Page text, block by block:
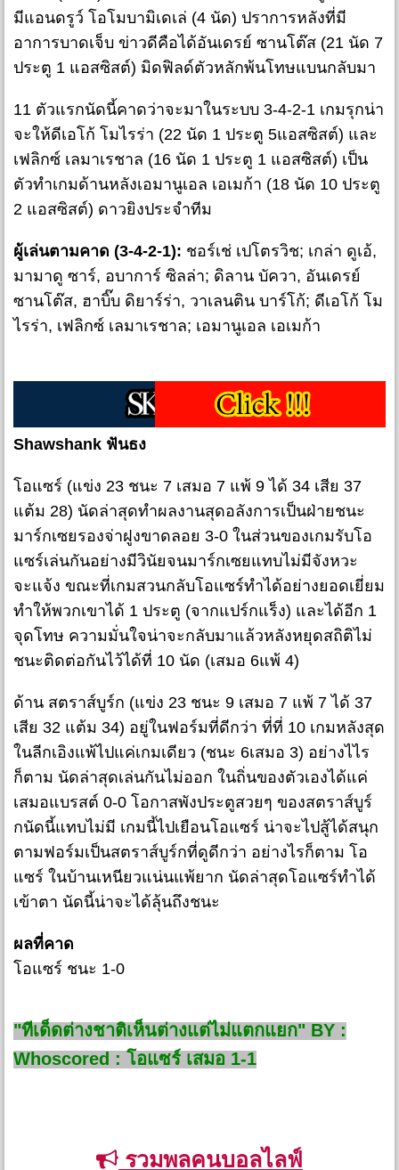
มีแอนดรูว์ โอโมบามิเดเล่ (4 นัด) ปราการหลังที่มี
อาการบาดเจ็บ ข่าวดีคือได้อันเดรย์ ซานโต๊ส (21 นัด 7
ประตู 1 แอสซิสต์) มิดฟิลด์ตัวหลักพ้นโทษแบนกลับมา
11 ตัวแรกนัดนี้คาดว่าจะมาในระบบ 3-4-2-1 เกมรุกน่า
จะให้ดีเอโก้ โมไรร่า (22 นัด 1 ประตู 5แอสซิสต์) และ
เฟลิกซ์ เลมาเรชาล (16 นัด 1 ประตู 1 แอสซิสต์) เป็น
ตัวทำเกมด้านหลังเอมานูเอล เอเมก้า (18 นัด 10 ประตู
2 แอสซิสต์) ดาวยิงประจำทีม
ผู้เล่นตามคาด (3-4-2-1): ชอร์เช่ เปโตรวิช; เกล่า ดูเอ้,
มามาดู ซาร์, อบาการ์ ซิลล่า; ดิลาน บัควา, อันเดรย์
ซานโต๊ส, ฮาบิ๊บ ดิยาร์ร่า, วาเลนติน บาร์โก้; ดีเอโก้ โม
ไรร่า, เฟลิกซ์ เลมาเรชาล; เอมานูเอล เอเมก้า
Shawshank ฟันธง
โอแซร์ (แข่ง 23 ชนะ 7 เสมอ 7 แพ้ 9 ได้ 34 เสีย 37
แต้ม 28) นัดล่าสุดทำผลงานสุดอลังการเป็นฝ่ายชนะ
มาร์กเซยรองจ่าฝูงขาดลอย 3-0 ในส่วนของเกมรับโอ
แซร์เล่นกันอย่างมีวินัยจนมาร์กเซยแทบไม่มีจังหวะ
จะแจ้ง ขณะที่เกมสวนกลับโอแซร์ทำได้อย่างยอดเยี่ยม
ทำให้พวกเขาได้ 1 ประตู (จากแปร์กแร็ง) และได้อีก 1
จุดโทษ ความมั่นใจน่าจะกลับมาแล้วหลังหยุดสถิติไม่
ชนะติดต่อกันไว้ได้ที่ 10 นัด (เสมอ 6แพ้ 4)
ด้าน สตราส์บูร์ก (แข่ง 23 ชนะ 9 เสมอ 7 แพ้ 7 ได้ 37
เสีย 32 แต้ม 34) อยู่ในฟอร์มที่ดีกว่า ที่ที่ 10 เกมหลังสุด
ในลีกเอิงแพ้ไปแค่เกมเดียว (ชนะ 6เสมอ 3) อย่างไไร
ก็ตาม นัดล่าสุดเล่นกันไม่ออก ในถิ่นของตัวเองได้แค่
เสมอแบรสต์ 0-0 โอกาสพังประตูสวยๆ ของสตราส์บูร์
กนัดนี้แทบไม่มี เกมนี้ไปเยือนโอแซร์ น่าจะไปสู้ได้สนุก
ตามฟอร์มเป็นสตราส์บูร์กที่ดูดีกว่า อย่างไรก็ตาม โอ
แซร์ ในบ้านเหนียวแน่นแพ้ยาก นัดล่าสุดโอแซร์ทำได้
เข้าตา นัดนี้น่าจะได้ลุ้นถึงชนะ
ผลที่คาด
โอแซร์ ชนะ 1-0
"ทีเด็ดต่างชาติเห็นต่างแต่ไม่แตกแยก" BY :
Whoscored : โอแซร์ เสมอ 1-1
รวมพลคนบอลไลฟ์